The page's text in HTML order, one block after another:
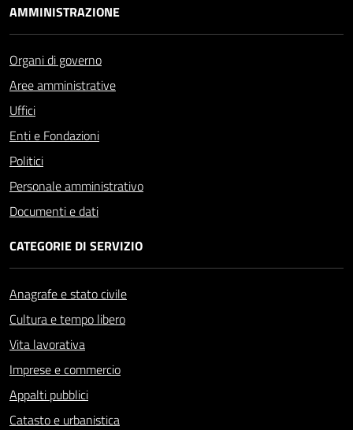
AMMINISTRAZIONE
Organi di governo
Aree amministrative
Uffici
Enti e Fondazioni
Politici
Personale amministrativo
Documenti e dati
CATEGORIE DI SERVIZIO
Anagrafe e stato civile
Cultura e tempo libero
Vita lavorativa
Imprese e commercio
Appalti pubblici
Catasto e urbanistica